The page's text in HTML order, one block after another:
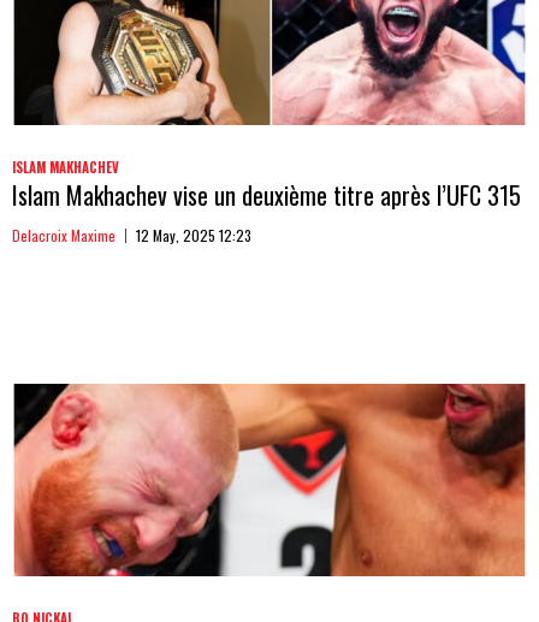
ISLAM MAKHACHEV
Islam Makhachev vise un deuxième titre après l’UFC 315
Delacroix Maxime 12 May, 2025 12:23